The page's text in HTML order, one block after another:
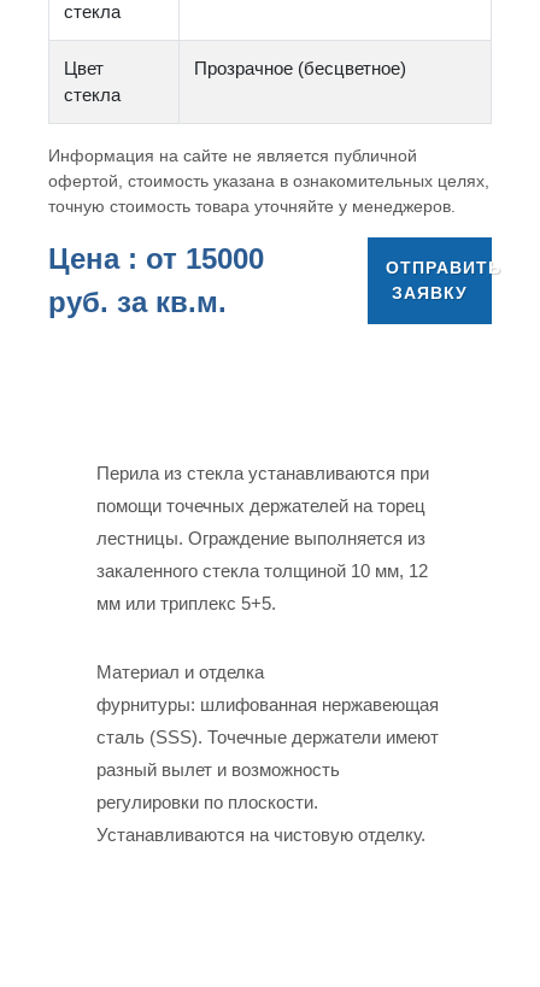
стекла
Цвет
стекла
Прозрачное (бесцветное)
Информация на сайте не является публичной
офертой, стоимость указана в ознакомительных целях,
точную стоимость товара уточняйте у менеджеров.
Цена : от 15000
руб. за кв.м.
ОТПРАВИТЬ
ЗАЯВКУ
Перила из стекла устанавливаются при
помощи точечных держателей на торец
лестницы. Ограждение выполняется из
закаленного стекла толщиной 10 мм, 12
мм или триплекс 5+5.
Материал и отделка
фурнитуры: шлифованная нержавеющая
сталь (SSS). Точечные держатели имеют
разный вылет и возможность
регулировки по плоскости.
Устанавливаются на чистовую отделку.